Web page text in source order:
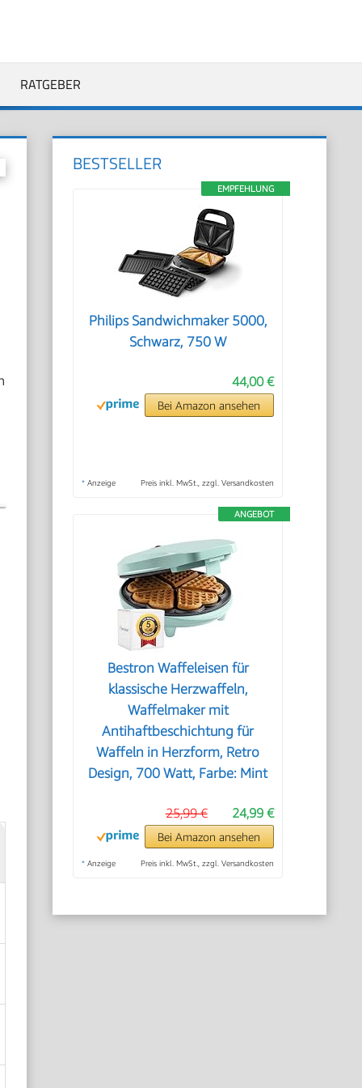
RATGEBER
BESTSELLER
EMPFEHLUNG
Philips Sandwichmaker 5000,
Schwarz, 750 W
44,00 €
Bei Amazon ansehen
* Anzeige Preis inkl. MwSt., zzgl. Versandkosten
ANGEBOT
Bestron Waffeleisen für
klassische Herzwaffeln,
Waffelmaker mit
Antihaftbeschichtung für
Waffeln in Herzform, Retro
Design, 700 Watt, Farbe: Mint
24,99 €
25,99 €
Bei Amazon ansehen
* Anzeige Preis inkl. MwSt., zzgl. Versandkosten